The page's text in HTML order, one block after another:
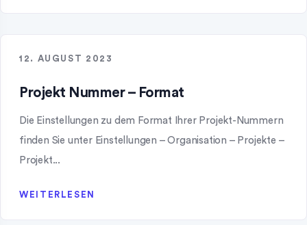
12. AUGUST 2023
Projekt Nummer – Format
Die Einstellungen zu dem Format Ihrer Projekt-Nummern
finden Sie unter Einstellungen – Organisation – Projekte –
Projekt...
WEITERLESEN